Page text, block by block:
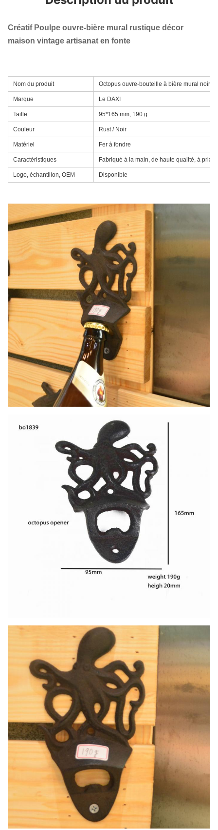
Créatif Poulpe ouvre-bière mural rustique décor
maison vintage artisanat en fonte
Nom du produit Octopus ouvre-bouteille à bière mural noir
Marque Le DAXI
Taille 95*165 mm, 190 g
Couleur Rust / Noir
Matériel Fer à fondre
Caractéristiques Fabriqué à la main, de haute qualité, à prix
Logo, échantillon, OEM Disponible